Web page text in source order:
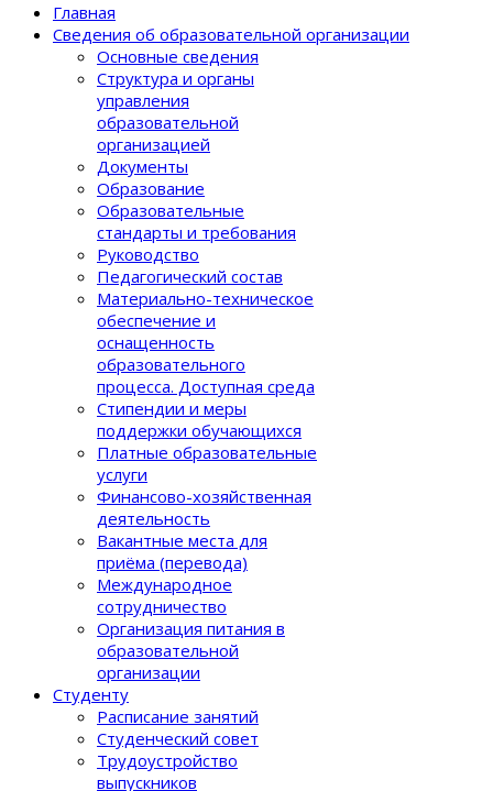
Главная
Сведения об образовательной организации
Основные сведения
Структура и органы
управления
образовательной
организацией
Документы
Образование
Образовательные
стандарты и требования
Руководство
Педагогический состав
Материально-техническое
обеспечение и
оснащенность
образовательного
процеcса. Доступная среда
Стипендии и меры
поддержки обучающихся
Платные образовательные
услуги
Финансово-хозяйственная
деятельность
Вакантные места для
приёма (перевода)
Международное
сотрудничество
Организация питания в
образовательной
организации
Студенту
Расписание занятий
Студенческий совет
Трудоустройство
выпускников